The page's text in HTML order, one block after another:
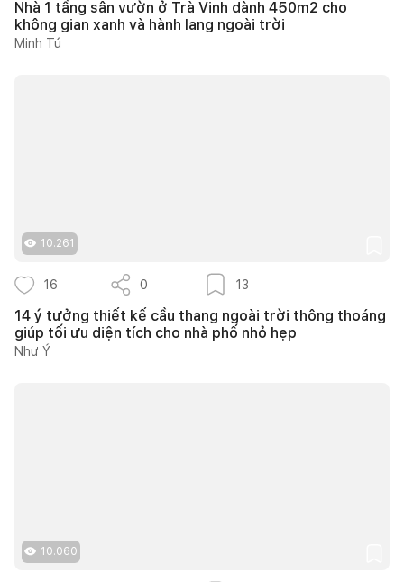
Nhà 1 tầng sân vườn ở Trà Vinh dành 450m2 cho
không gian xanh và hành lang ngoài trời
Minh Tú
10.261
16 0 13
14 ý tưởng thiết kế cầu thang ngoài trời thông thoáng
giúp tối ưu diện tích cho nhà phố nhỏ hẹp
Như Ý
10.060